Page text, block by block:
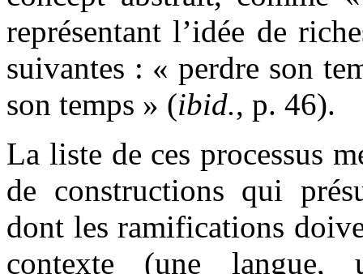
représentant l’idée de
suivantes : « perdre son
son temps » (ibid., p. 46).
La liste de ces processus
de constructions qui
dont les ramifications
contexte (une langue,